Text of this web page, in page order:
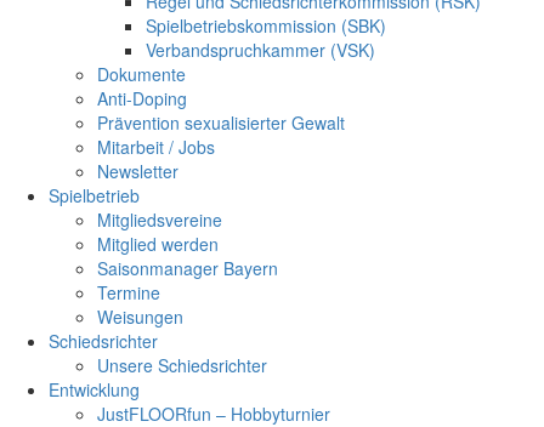
Spielbetriebskommission (SBK)
Verbandspruchkammer (VSK)
Dokumente
Anti-Doping
Prävention sexualisierter Gewalt
Mitarbeit / Jobs
Newsletter
Spielbetrieb
Mitgliedsvereine
Mitglied werden
Saisonmanager Bayern
Termine
Weisungen
Schiedsrichter
Unsere Schiedsrichter
Entwicklung
JustFLOORfun – Hobbyturnier